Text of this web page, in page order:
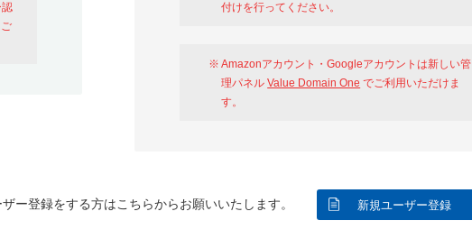
認
付けを行ってください。
Amazonアカウント・Googleアカウントは新しい管
理パネルValue Domain One でご利用いただけま
す。
ー登録をする方はこちらからお願いいたします。 新規ユーザー登録